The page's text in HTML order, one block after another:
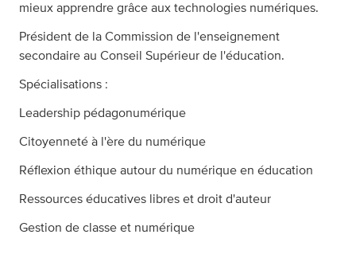
mieux apprendre grâce aux technologies numériques.
Président de la Commission de l'enseignement
secondaire au Conseil Supérieur de l'éducation.
Spécialisations :
Leadership pédagonumérique
Citoyenneté à l'ère du numérique
Réflexion éthique autour du numérique en éducation
Ressources éducatives libres et droit d'auteur
Gestion de classe et numérique